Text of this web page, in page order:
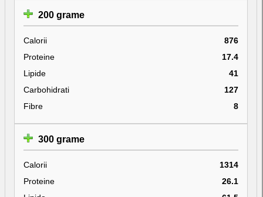
200 grame
Calorii
876
Proteine
17.4
Lipide
41
Carbohidrati
127
Fibre
8
300 grame
Calorii
1314
Proteine
26.1